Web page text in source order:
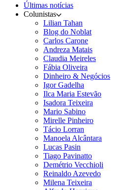
Últimas notícias
Colunistas
Lilian Tahan
Blog do Noblat
Carlos Carone
Andreza Matais
Claudia Meireles
Fábia Oliveira
Dinheiro & Negócios
Igor Gadelha
Ilca Maria Estevão
Isadora Teixeira
Mario Sabino
Mirelle Pinheiro
Tácio Lorran
Manoela Alcântara
Lucas Pasin
Tiago Pavinatto
Demétrio Vecchioli
Reinaldo Azevedo
Milena Teixeira